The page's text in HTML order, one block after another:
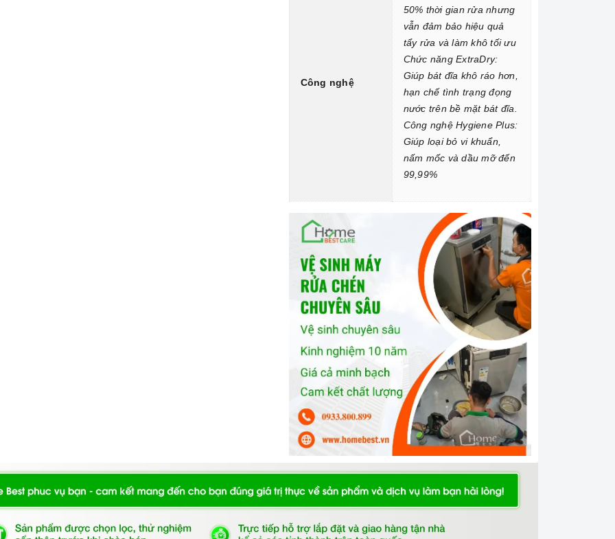
máy rửa chén.
chạm với nhau.
rửa.
Công nghệ
50% thời gian rửa nhưng
vẫn đảm bảo hiệu quả
tẩy rửa và làm khô tối ưu
Chức năng ExtraDry:
Giúp bát đĩa khô ráo hơn,
hạn chế tình trạng đọng
nước trên bề mặt bát đĩa.
Công nghệ Hygiene Plus:
Giúp loại bỏ vi khuẩn,
nấm mốc và dầu mỡ đến
99,99%